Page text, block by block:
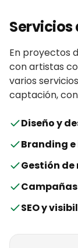
En proyectos
conartistas
varios
captación,
Diseño y
Branding
Gestión de
SEO y